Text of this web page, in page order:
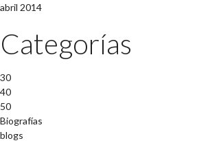
abril 2014
Categorías
30
40
50
Biografías
blogs